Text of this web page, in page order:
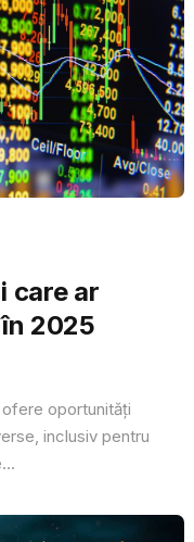
care ar
2025
ofere oportunități
inclusiv pentru